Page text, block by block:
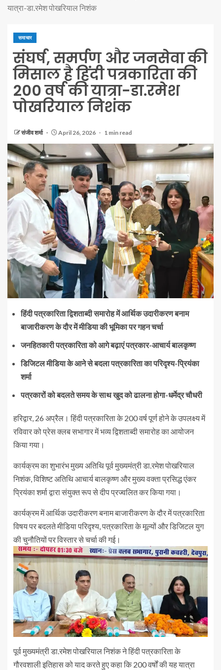
यात्रा-डा.रमेश पोखरियाल निशंक
समाचार
संघर्ष, समर्पण और जनसेवा की
मिसाल है हिंदी पत्रकारिता की
200 वर्ष की यात्रा-डा.रमेश
पोखरियाल निशंक
संजीव शर्मा April 26, 2026 1 min read
हिंदी पत्रकारिता द्विशताब्दी समारोह में आर्थिक उदारीकरण बनाम
बाजारीकरण के दौर में मीडिया की भूमिका पर गहन चर्चा
जनहितकारी पत्रकारिता को आगे बढ़ाएं पत्रकार-आचार्य बालकृष्ण
डिजिटल मीडिया के आने से बदला पत्रकारिता का परिदृश्य-प्रियंका
शर्मा
पत्रकारों को बदलते समय के साथ खुद को ढालना होगा-धर्मेद्र चौधरी
हरिद्वार, 26 अप्रैल। हिंदी पत्रकारिता के 200 वर्ष पूर्ण होने के उपलक्ष्य में
रविवार को प्रेस क्लब सभागार में भव्य द्विशताब्दी समारोह का आयोजन
किया गया।
कार्यक्रम का शुभारंभ मुख्य अतिथि पूर्व मुख्यमंत्री डा.रमेश पोखरियाल
निशंक, विशिष्ट अतिथि आचार्य बालकृष्ण और मुख्य वक्ता प्रसिद्ध एंकर
प्रियंका शर्मा द्वारा संयुक्त रूप से दीप प्रज्वलित कर किया गया।
कार्यक्रम में आर्थिक उदारीकरण बनाम बाजारीकरण के दौर में पत्रकारिता
विषय पर बदलते मीडिया परिदृश्य, पत्रकारिता के मूल्यों और डिजिटल युग
की चुनौतियों पर विस्तार से चर्चा की गई।
पूर्व मुख्यमंत्री डा.रमेश पोखरियाल निशंक ने हिंदी पत्रकारिता के
गौरवशाली इतिहास को याद करते हुए कहा कि 200 वर्षों की यह यात्रा